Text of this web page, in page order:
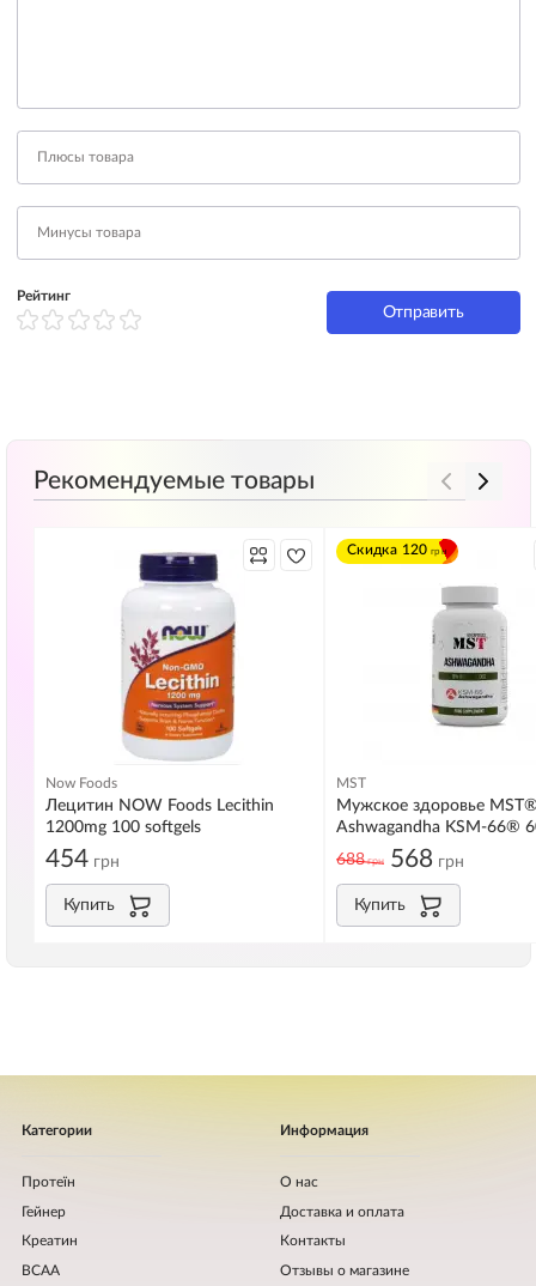
Рейтинг
Отправить
Рекомендуемые товары
Now Foods
Лецитин NOW Foods Lecithin
1200mg 100 softgels
454 грн
Купить
Скидка 120 грн
MST
Мужское здоровье
Ashwagandha KSM-66®
688грн 568 грн
Купить
Категории
Протеїн
Гейнер
Креатин
BCAA
Информация
О нас
Доставка и оплата
Контакты
Отзывы о магазине